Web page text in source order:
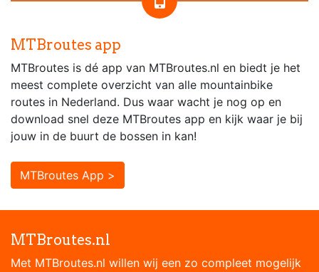
MTBroutes app
MTBroutes is dé app van MTBroutes.nl en biedt je het
meest complete overzicht van alle mountainbike
routes in Nederland. Dus waar wacht je nog op en
download snel deze MTBroutes app en kijk waar je bij
jouw in de buurt de bossen in kan!
MTBroutes App >
MTBroutes.nl
Met MTBroutes.nl willen wij een zo compleet mogelijk